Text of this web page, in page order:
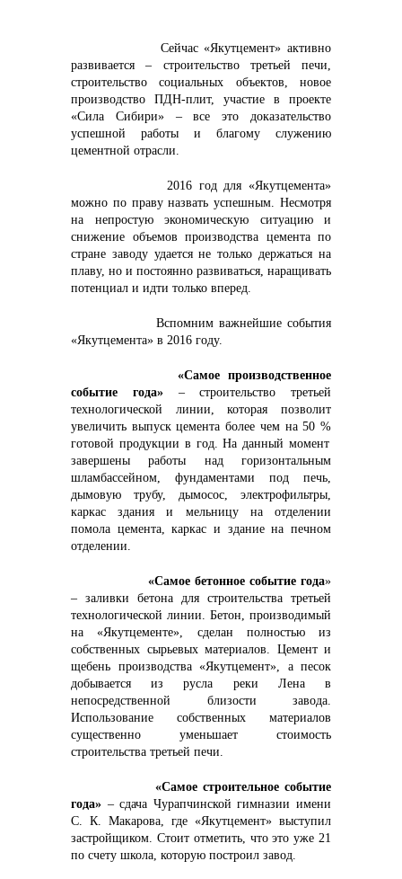
Контакты
+7 (423) 234 50 50
info@vostokcement.ru
Сейчас «Якутцемент» активно
развивается – строительство третьей печи,
строительство социальных объектов, новое
производство ПДН-плит, участие в проекте
«Сила Сибири» – все это доказательство
успешной работы и благому служению
цементной отрасли.
2016 год для «Якутцемента»
можно по праву назвать успешным. Несмотря
на непростую экономическую ситуацию и
снижение объемов производства цемента по
стране заводу удается не только держаться на
плаву, но и постоянно развиваться, наращивать
потенциал и идти только вперед.
Вспомним важнейшие события
«Якутцемента» в 2016 году.
«Самое производственное
событие года»– строительство третьей
технологической линии, которая позволит
увеличить выпуск цементаболее чем на 50 %
готовой продукции в год. На данный момент
завершены работы над горизонтальным
шламбассейном, фундаментами под печь,
дымовую трубу, дымосос, электрофильтры,
каркас здания и мельницу на отделении
помола цемента, каркас и здание на печном
отделении.
«Самое бетонное событие года»
– заливки бетона для строительства третьей
технологической линии. Бетон, производимый
на «Якутцементе», сделан полностью из
собственных сырьевых материалов. Цемент и
щебень производства «Якутцемент», а песок
добывается из русла реки Лена в
непосредственной близости завода.
Использование собственных материалов
существенно уменьшает стоимость
строительства третьей печи.
«Самое строительное событие
года» – сдача Чурапчинской гимназии имени
С. К. Макарова, где «Якутцемент» выступил
застройщиком. Стоит отметить, что это уже 21
по счету школа, которую построил завод.